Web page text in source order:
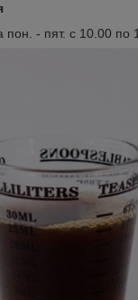
- пят. с 10.00 по